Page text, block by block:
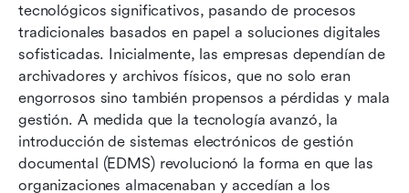
tecnológicos significativos, pasando de procesos
tradicionales basados en papel a soluciones digitales
sofisticadas. Inicialmente, las empresas dependían de
archivadores y archivos físicos, que no solo eran
engorrosos sino también propensos a pérdidas y mala
gestión. A medida que la tecnología avanzó, la
introducción de sistemas electrónicos de gestión
documental (EDMS) revolucionó la forma en que las
organizaciones almacenaban y accedían a los